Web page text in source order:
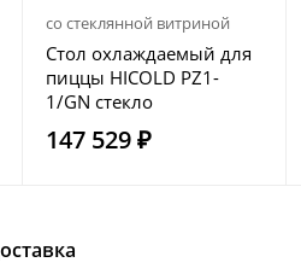
со стеклянной витриной
Стол охлаждаемый для
пиццы HICOLD PZ1-
1/GN стекло
147 529 ₽